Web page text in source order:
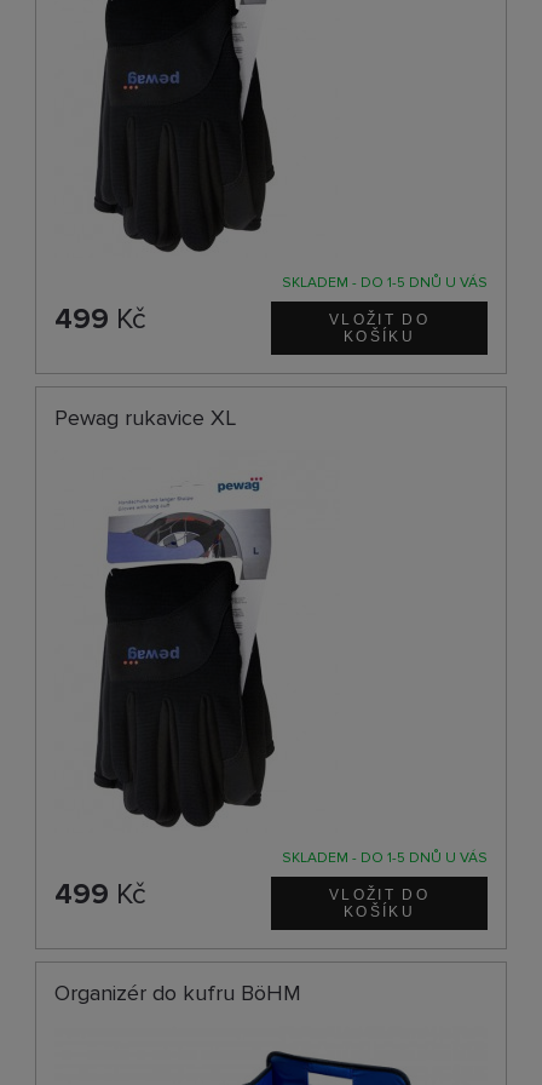
SKLADEM - DO 1-5 DNŮ U VÁS
499 Kč
Pewag rukavice XL
SKLADEM - DO 1-5 DNŮ U VÁS
499 Kč
Organizér do kufru BöHM